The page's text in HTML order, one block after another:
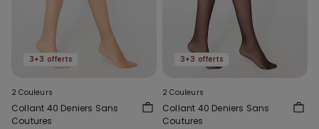
3+3 offerts
2 Couleurs
Collant 40 Deniers Sans
Coutures
3+3 offerts
2 Couleurs
Collant 40 Deniers Sans
Coutures